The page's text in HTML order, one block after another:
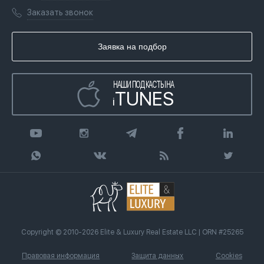
Гражданство ОАЭ
Книги
Инфографика
Агентство недвижимости
Заказать звонок
Заявка на подбор
НАШИ ПОДКАСТЫ НА
iTUNES
Copyright © 2010-2026 Elite & Luxury Real Estate LLC | ORN #25265
Правовая информация Защита данных Cookies